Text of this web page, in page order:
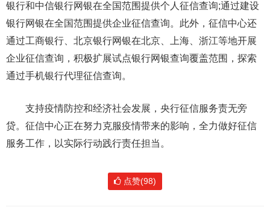
银行和中信银行网银在全国范围提供个人征信查询;通过建设
银行网银在全国范围提供企业征信查询。此外，征信中心还
通过工商银行、北京银行网银在北京、上海、浙江等地开展
企业征信查询，积极扩展试点银行网银查询覆盖范围，探索
通过手机银行代理征信查询。
支持疫情防控和经济社会发展，央行征信服务责无旁
贷。征信中心正在努力克服疫情带来的影响，全力做好征信
服务工作，以实际行动践行责任担当。
点赞(98)